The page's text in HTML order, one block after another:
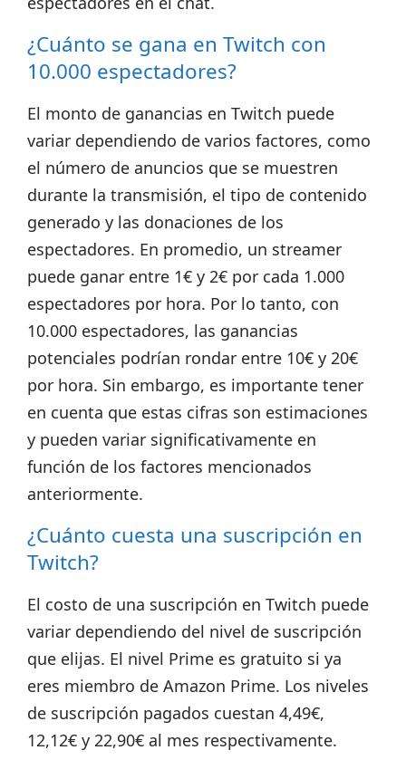
¿Cuánto se gana en Twitch con
10.000 espectadores?
El monto de ganancias en Twitch puede
variar dependiendo de varios factores, como
el número de anuncios que se muestren
durante la transmisión, el tipo de contenido
generado y las donaciones de los
espectadores. En promedio, un streamer
puede ganar entre 1€ y 2€ por cada 1.000
espectadores por hora. Por lo tanto, con
10.000 espectadores, las ganancias
potenciales podrían rondar entre 10€ y 20€
por hora. Sin embargo, es importante tener
en cuenta que estas cifras son estimaciones
y pueden variar significativamente en
función de los factores mencionados
anteriormente.
¿Cuánto cuesta una suscripción en
Twitch?
El costo de una suscripción en Twitch puede
variar dependiendo del nivel de suscripción
que elijas. El nivel Prime es gratuito si ya
eres miembro de Amazon Prime. Los niveles
de suscripción pagados cuestan 4,49€,
12,12€ y 22,90€ al mes respectivamente.